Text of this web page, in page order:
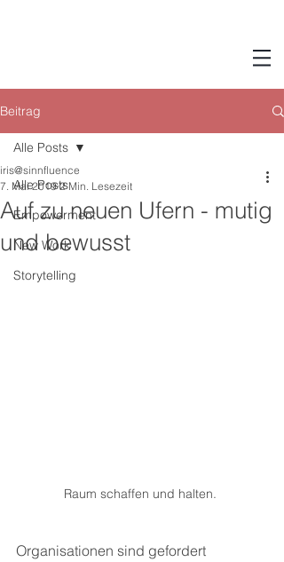
Beitrag
Alle Posts
Empowerment
New Work
Storytelling
Alle Posts
Auf zu neuen Ufern - mutig
und bewusst
iris@sinnfluence
7. Mai 2019 2 Min. Lesezeit
Raum schaffen und halten.
Organisationen sind gefordert